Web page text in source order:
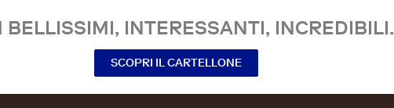
BELLISSIMI, INTERESSANTI, INCREDIBILI.
SCOPRI IL CARTELLONE